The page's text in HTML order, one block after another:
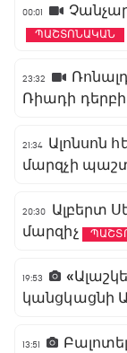
00:01
ՊԱՇՏՈՆԱԿԱՆ
23:32
Ռիադի
21:34 Ալոնսոն
մարզչի
20:30
Ալբերտ
մարզիչ
19:53
կանցկացնի
13:51